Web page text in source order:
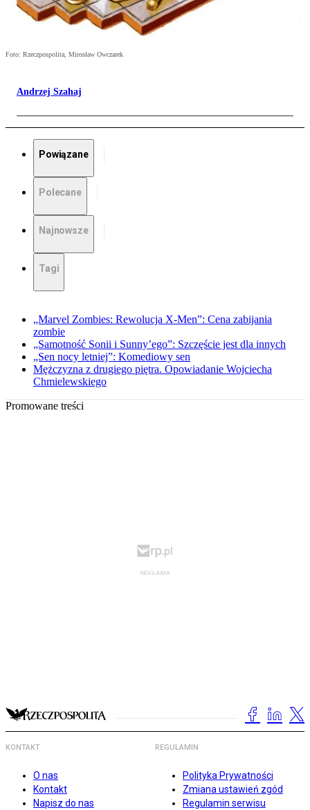
Foto: Rzeczpospolita, Mirosław Owczarek
Andrzej Szahaj
Powiązane
Polecane
Najnowsze
Tagi
„Marvel Zombies: Rewolucja X-Men”: Cena zabijania
zombie
„Samotność Sonii i Sunny’ego”: Szczęście jest dla innych
„Sen nocy letniej”: Komediowy sen
Mężczyzna z drugiego piętra. Opowiadanie Wojciecha
Chmielewskiego
Promowane treści
KONTAKT
O nas
Kontakt
Napisz do nas
REGULAMIN
Polityka Prywatności
Zmiana ustawień zgód
Regulamin serwisu